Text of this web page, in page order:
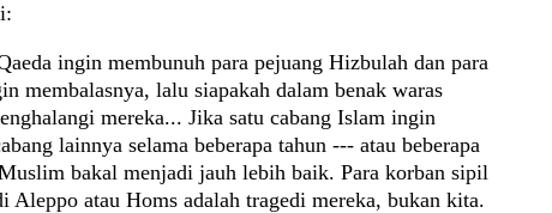
ingin membunuh para pejuang Hizbulah dan para
membalasnya, lalu siapakah dalam benak waras
mereka... Jika satu cabang Islam ingin
lainnya selama beberapa tahun --- atau beberapa
bakal menjadi jauh lebih baik. Para korban sipil
Aleppo atau Homs adalah tragedi mereka, bukan kita.